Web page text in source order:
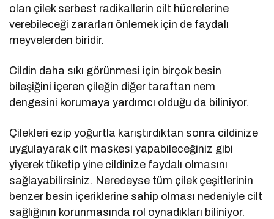
olan çilek serbest radikallerin cilt hücrelerine
verebileceği zararları önlemek için de faydalı
meyvelerden biridir.
Cildin daha sıkı görünmesi için birçok besin
bileşiğini içeren çileğin diğer taraftan nem
dengesini korumaya yardımcı olduğu da biliniyor.
Çilekleri ezip yoğurtla karıştırdıktan sonra cildinize
uygulayarak cilt maskesi yapabileceğiniz gibi
yiyerek tüketip yine cildinize faydalı olmasını
sağlayabilirsiniz. Neredeyse tüm çilek çeşitlerinin
benzer besin içeriklerine sahip olması nedeniyle cilt
sağlığının korunmasında rol oynadıkları biliniyor.